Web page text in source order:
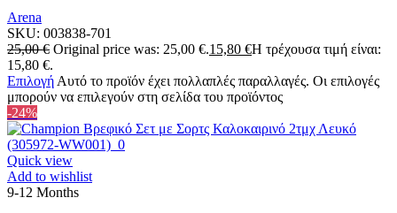
Arena
SKU: 003838-701
25,00€ Original price was: 25,00 €.15,80 €Η τρέχουσα τιμή είναι:
15,80 €.
Επιλογή Αυτό το προϊόν έχει πολλαπλές παραλλαγές. Οι επιλογές
μπορούν να επιλεγούν στη σελίδα του προϊόντος
-24%
Quick view
Add to wishlist
9-12 Months